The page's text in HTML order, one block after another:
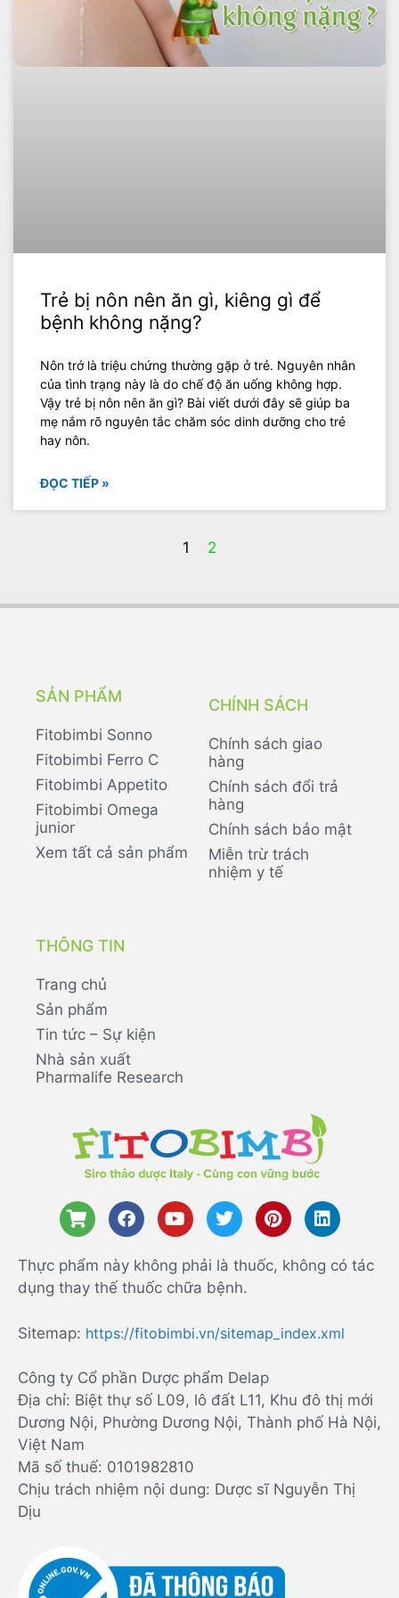
Trẻ bị nôn nên ăn gì, kiêng gì để
bệnh không nặng?
Nôn trớ là triệu chứng thường gặp ở trẻ. Nguyên nhân
của tình trạng này là do chế độ ăn uống không hợp.
Vậy trẻ bị nôn nên ăn gì? Bài viết dưới đây sẽ giúp ba
mẹ nắm rõ nguyên tắc chăm sóc dinh dưỡng cho trẻ
hay nôn.
ĐỌC TIẾP »
1 2
SẢN PHẨM
Fitobimbi Sonno
Fitobimbi Ferro C
Fitobimbi Appetito
Fitobimbi Omega
junior
Xem tất cả sản phẩm
CHÍNH SÁCH
Chính sách giao
hàng
Chính sách đổi trả
hàng
Chính sách bảo mật
Miễn trừ trách
nhiệm y tế
THÔNG TIN
Trang chủ
Sản phẩm
Tin tức – Sự kiện
Nhà sản xuất
Pharmalife Research
Thực phẩm này không phải là thuốc, không có tác
dụng thay thế thuốc chữa bệnh.
Sitemap: https://fitobimbi.vn/sitemap_index.xml
Công ty Cổ phần Dược phẩm Delap
Địa chỉ: Biệt thự số L09, lô đất L11, Khu đô thị mới
Dương Nội, Phường Dương Nội, Thành phố Hà Nội,
Việt Nam
Mã số thuế: 0101982810
Chịu trách nhiệm nội dung: Dược sĩ Nguyễn Thị
Dịu